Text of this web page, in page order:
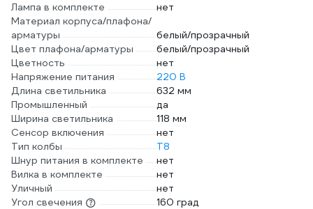
Лампа в комплекте
нет
Материал корпуса/плафона/
арматуры
белый/прозрачный
Цвет плафона/арматуры
белый/прозрачный
Цветность
нет
Напряжение питания
220 В
Длина светильника
632 мм
Промышленный
да
Ширина светильника
118 мм
Сенсор включения
нет
Тип колбы
T8
Шнур питания в комплекте
нет
Вилка в комплекте
нет
Уличный
нет
Угол свечения
160 град